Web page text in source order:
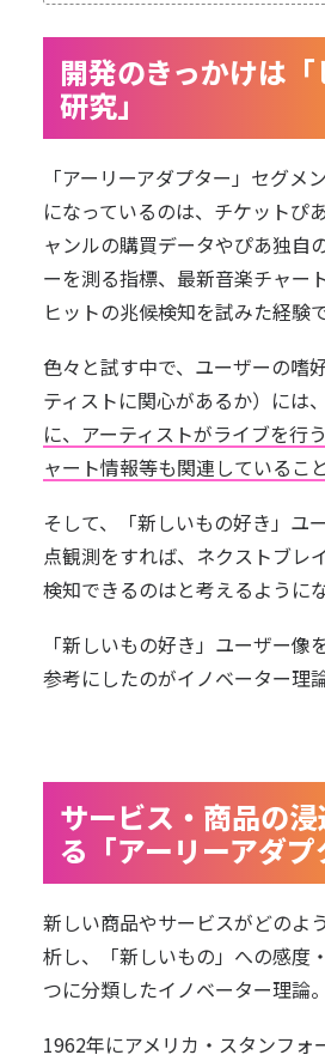
開発のきっかけは
研究」
「アーリーアダプター」セグメ
になっているのは、チケットぴ
ャンルの購買データやぴあ独自
ーを測る指標、最新音楽チャー
ヒットの兆候検知を試みた経験で
色々と試す中で、ユーザーの嗜
ティストに関心があるか）には、
に、アーティストがライブを行
ャート情報等も関連していること
そして、「新しいもの好き」ユ
点観測をすれば、ネクストブレ
検知できるのはと考えるように
「新しいもの好き」ユーザー像
参考にしたのがイノベーター理論
サービス・商品の
る「アーリーアダプ
新しい商品やサービスがどのよ
析し、「新しいもの」への感度
つに分類したイノベーター理論。
1962年にアメリカ・スタンフォ